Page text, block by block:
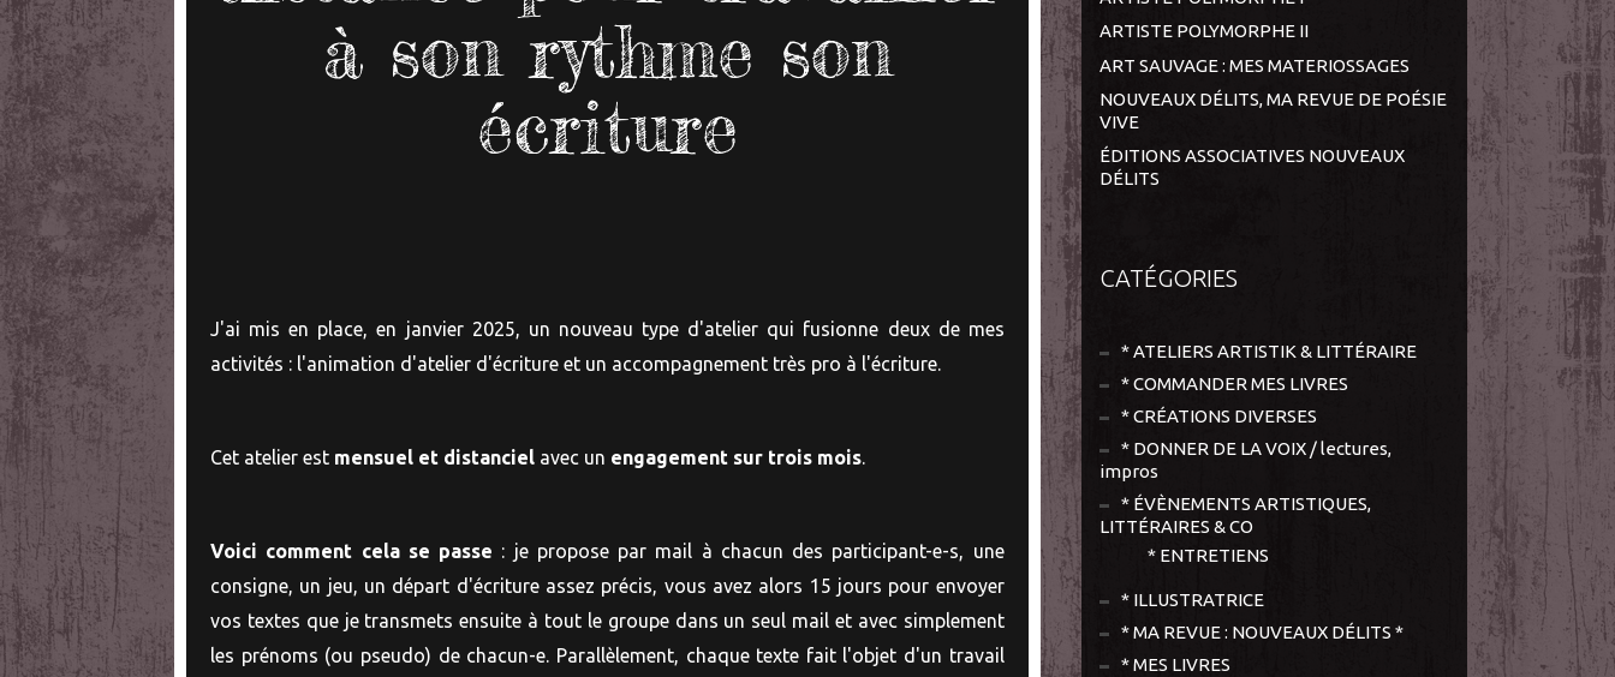
à son rythme son
écriture
J'ai mis en place, en janvier 2025, un nouveau type d'atelier qui fusionne deux de mes
activités : l'animation d'atelier d'écriture et un accompagnement très pro à l'écriture.
Cet atelier est mensuel et distanciel avec un engagement sur trois mois
Voici comment cela se passe : je propose par mail à chacun des participant-e-s, une
consigne, un jeu, un départ d'écriture assez précis, vous avez alors 15 jours pour envoyer
vos textes que je transmets ensuite à tout le groupe dans un seul mail et avec simplement
les prénoms (ou pseudo) de chacun-e. Parallèlement, chaque texte fait l'objet d'un travail
ARTISTE POLYMORPHE II
ART SAUVAGE : MES MATERIOSSAGES
NOUVEAUX DÉLITS, MA REVUE DE POÉSIE
VIVE
ÉDITIONS ASSOCIATIVES NOUVEAUX
DÉLITS
CATÉGORIES
* ATELIERS ARTISTIK & LITTÉRAIRE
* COMMANDER MES LIVRES
* CRÉATIONS DIVERSES
* DONNER DE LA VOIX / lectures,
impros
* ÉVÈNEMENTS ARTISTIQUES,
LITTÉRAIRES & CO
* ENTRETIENS
* ILLUSTRATRICE
* MA REVUE : NOUVEAUX DÉLITS *
* MES LIVRES